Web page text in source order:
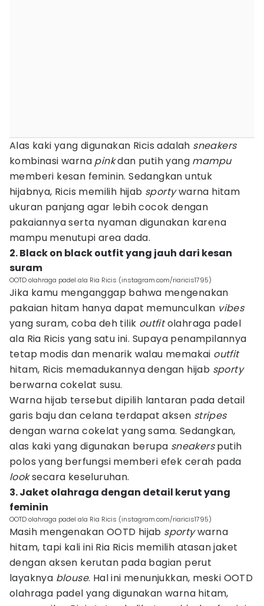
Alas kaki yang digunakan Ricis adalah sneakers
kombinasi warna pinkdan putih yang mampu
memberi kesan feminin. Sedangkan untuk
hijabnya, Ricis memilih hijab sportywarna hitam
ukuran panjang agar lebih cocok dengan
pakaiannya serta nyaman digunakan karena
mampu menutupi area dada.
2. Black on black outfit yang jauh dari kesan
suram
OOTD olahraga padel ala Ria Ricis (instagram.com/riaricis1795)
Jika kamu menganggap bahwa mengenakan
pakaian hitam hanya dapat memunculkan vibes
yang suram, coba deh tilik outfitolahraga padel
ala Ria Ricis yang satu ini. Supaya penampilannya
tetap modis dan menarik walau memakai outfit
hitam, Ricis memadukannya dengan hijab sporty
berwarna cokelat susu.
Warna hijab tersebut dipilih lantaran pada detail
garis baju dan celana terdapat aksen stripes
dengan warna cokelat yang sama. Sedangkan,
alas kaki yang digunakan berupa sneakersputih
polos yang berfungsi memberi efek cerah pada
looksecara keseluruhan.
3. Jaket olahraga dengan detail kerut yang
feminin
OOTD olahraga padel ala Ria Ricis (instagram.com/riaricis1795)
Masih mengenakan OOTD hijab sportywarna
hitam, tapi kali ini Ria Ricis memilih atasan jaket
dengan aksen kerutan pada bagian perut
layaknya blouse. Hal ini menunjukkan, meski OOTD
olahraga padel yang digunakan warna hitam,